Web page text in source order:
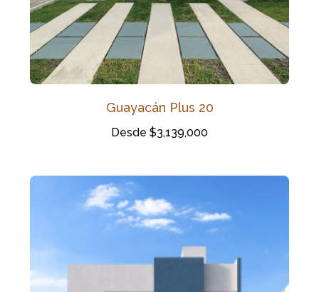
Guayacán Plus 20
Desde $3,139,000